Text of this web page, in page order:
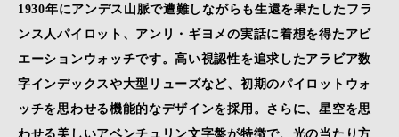
1930年にアンデス山脈で遭難しながらも生還を果たしたフラ
ンス人パイロット、アンリ・ギヨメの実話に着想を得たアビ
エーションウォッチです。高い視認性を追求したアラビア数
字インデックスや大型リューズなど、初期のパイロットウォ
ッチを思わせる機能的なデザインを採用。さらに、星空を思
わせる美しいアベンチュリン文字盤が特徴で、光の当たり方